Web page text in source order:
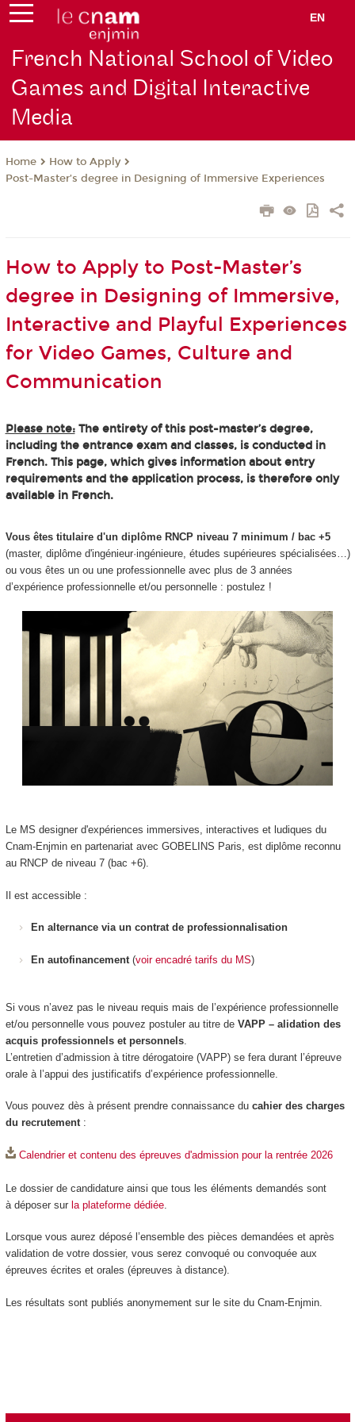
EN
French National School of Video
Games and Digital Interactive
Media
Home
How to Apply
Post-Master’s degree in Designing of Immersive Experiences
How to Apply to Post-Master’s
degree in Designing of Immersive,
Interactive and Playful Experiences
for Video Games, Culture and
Communication
Please note:The entirety of this post-master’s degree,
including the entrance exam and classes, is conducted in
French. This page, which gives information about entry
requirements and the application process, is therefore only
available in French.
Vous êtes titulaire d'un diplôme RNCP niveau 7 minimum / bac +5
(master, diplôme d'ingénieur·ingénieure, études supérieures spécialisées…)
ou vous êtes un ou une professionnelle avec plus de 3 années
d’expérience professionnelle et/ou personnelle : postulez !
Le MS designer d'expériences immersives, interactives et ludiques du
Cnam-Enjmin en partenariat avec GOBELINS Paris, est diplôme reconnu
au RNCP de niveau 7 (bac +6).
Il est accessible :
En alternance via un contrat de professionnalisation
En autofinancement (voir encadré tarifs du MS)
Si vous n’avez pas le niveau requis mais de l’expérience professionnelle
et/ou personnelle vous pouvez postuler au titre de VAPP – alidation des
acquis professionnels et personnels.
L’entretien d’admission à titre dérogatoire (VAPP) se fera durant l’épreuve
orale à l’appui des justificatifs d’expérience professionnelle.
Vous pouvez dès à présent prendre connaissance du cahier des charges
du recrutement:
Calendrier et contenu des épreuves d'admission pour la rentrée 2026
Le dossier de candidature ainsi que tous les éléments demandés sont
à déposer sur la plateforme dédiée.
Lorsque vous aurez déposé l’ensemble des pièces demandées et après
validation de votre dossier, vous serez convoqué ou convoquée aux
épreuves écrites et orales (épreuves à distance).
Les résultats sont publiés anonymement sur le site du Cnam-Enjmin.